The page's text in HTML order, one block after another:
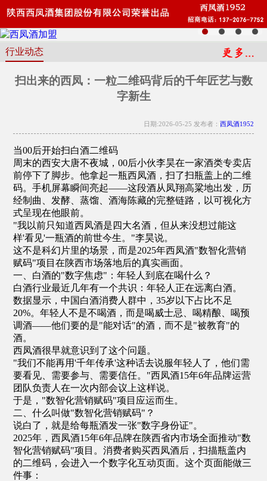
行业动态
扫出来的西凤：一粒二维码背后的千年匠艺与数
字新生
日期:2026-05-25 发布者： 西凤酒1952
当00后开始扫白酒二维码
周末的西安大唐不夜城，00后小伙李昊在一家酒类专卖店
前停下了脚步。他拿起一瓶西凤酒，扫了扫瓶盖上的二维
码。手机屏幕瞬间亮起——这段酒从凤翔高粱地出发，历
经制曲、发酵、蒸馏、酒海陈藏的完整链路，以可视化方
式呈现在他眼前。
"我以前只知道西凤酒是四大名酒，但从来没想过能这
样'看见'一瓶酒的前世今生。"李昊说。
这不是科幻片里的场景，而是2025年西凤酒"数智化营销
赋码"项目在陕西市场落地后的真实画面。
一、白酒的"数字焦虑"：年轻人到底在喝什么？
白酒行业最近几年有一个共识：年轻人正在远离白酒。
数据显示，中国白酒消费人群中，35岁以下占比不足
20%。年轻人不是不喝酒，而是喝威士忌、喝精酿、喝预
调酒——他们要的是"能对话"的酒，而不是"被教育"的
酒。
西凤酒很早就意识到了这个问题。
"我们不能再用'千年传承'这种话去说服年轻人了，他们需
要看见、需要参与、需要信任。"西凤酒15年6年品牌运营
团队负责人在一次内部会议上这样说。
于是，"数智化营销赋码"项目应运而生。
二、什么叫做"数智化营销赋码"？
说白了，就是给每瓶酒发一张"数字身份证"。
2025年，西凤酒15年6年品牌在陕西省内市场全面推动"数
智化营销赋码"项目。消费者购买西凤酒后，扫描瓶盖内
的二维码，会进入一个数字化互动页面。这个页面能做三
件事：